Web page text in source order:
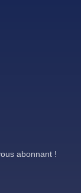
abonnant !